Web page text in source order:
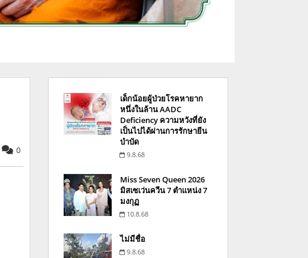
0
เด็กน้อยผู้ป่วยโรคหายาก
หนึ่งในล้าน AADC
Deficiency ความหวังที่ยัง
เป็นไปได้ผ่านการรักษายีน
บำบัด
9.8.68
Miss Seven Queen 2026
มิสเซเว่นควีน 7 ตำแหน่ง 7
มงกุฏ
10.8.68
ไม่มีชื่อ
9.8.68